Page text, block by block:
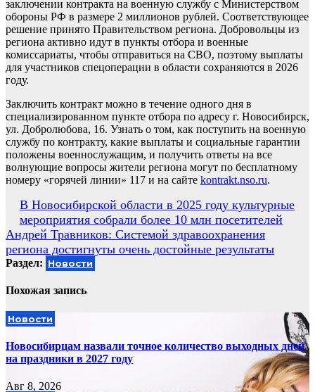
заключении контракта на военную службу с Министерством
обороны РФ в размере 2 миллионов рублей. Соответствующее
решение принято Правительством региона. Добровольцы из
региона активно идут в пункты отбора и военные
комиссариаты, чтобы отправиться на СВО, поэтому выплаты
для участников спецоперации в области сохраняются в 2026
году.
Заключить контракт можно в течение одного дня в
специализированном пункте отбора по адресу г. Новосибирск,
ул. Добролюбова, 16. Узнать о том, как поступить на военную
службу по контракту, какие выплаты и социальные гарантии
положены военнослужащим, и получить ответы на все
волнующие вопросы жители региона могут по бесплатному
номеру «горячей линии» 117 и на сайте kontrakt.nso.ru.
Навигация
по
записям
В Новосибирской области в 2025 году культурные
мероприятия собрали более 10 млн посетителей
Андрей Травников: Системой здравоохранения
региона достигнуты очень достойные результаты
Раздел: Новости
Похожая запись
Новости
Новосибирцам назвали точное количество выходных дней
на праздники в 2027 году
Авг 8, 2026